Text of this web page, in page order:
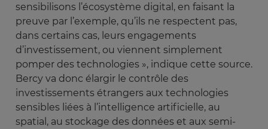
sensibilisons l’écosystème digital, en faisant la
preuve par l’exemple, qu’ils ne respectent pas,
dans certains cas, leurs engagements
d’investissement, ou viennent simplement
pomper des technologies », indique cette source.
Bercy va donc élargir le contrôle des
investissements étrangers aux technologies
sensibles liées à l’intelligence artificielle, au
spatial, au stockage des données et aux semi-